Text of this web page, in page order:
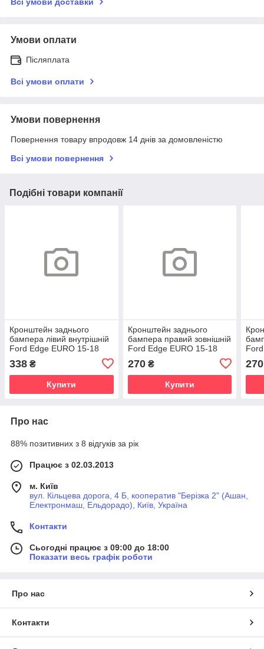
Умови оплати
Післяплата
Всі умови оплати
Умови повернення
Повернення товару впродовж 14 днів за домовленістю
Всі умови повернення
Подібні товари компанії
Кронштейн заднього
бампера лівий внутрішній
Ford Edge EURO 15-18
338 ₴
Купити
Кронштейн заднього
бампера правий зовнішній
Ford Edge EURO 15-18
270₴
Купити
270
Про нас
88% позитивних з 8 відгуків за рік
Працює з 02.03.2013
м. Київ
вул. Кільцева дорога, 4 Б, кооператив "Берізка 2" (Ашан,
Електронмаш, Ельдорадо), Київ, Україна
Контакти
Сьогодні працює з 09:00 до 18:00
Показати весь графік роботи
Про нас
Контакти